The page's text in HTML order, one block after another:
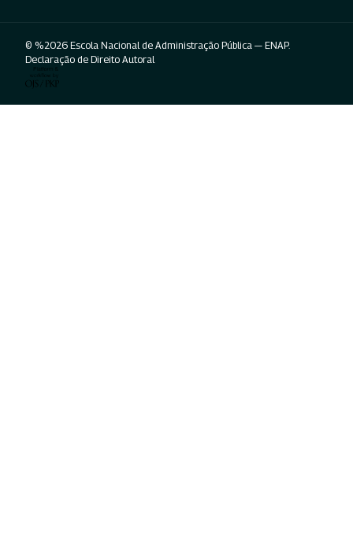
© %2026 Escola Nacional de Administração Pública — ENAP.
Declaração de Direito Autoral